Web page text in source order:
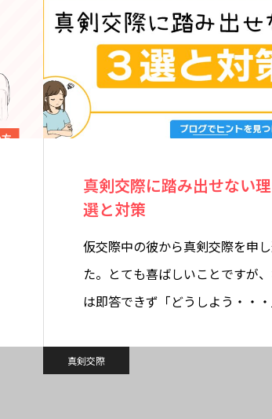
真剣交際に踏み出せない
選と対策
仮交際中の彼から真剣交際を申
た。とても喜ばしいことですが
は即答できず「どうしよう・・
真剣交際